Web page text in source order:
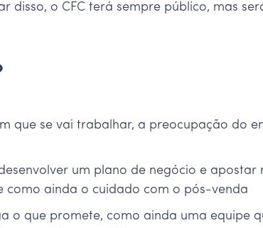
disso, o CFC terá sempre público, mas
que se vai trabalhar, a preocupação do
um plano de negócio e apostar
como ainda o cuidado com o pós-venda
o que promete, como ainda uma equipe